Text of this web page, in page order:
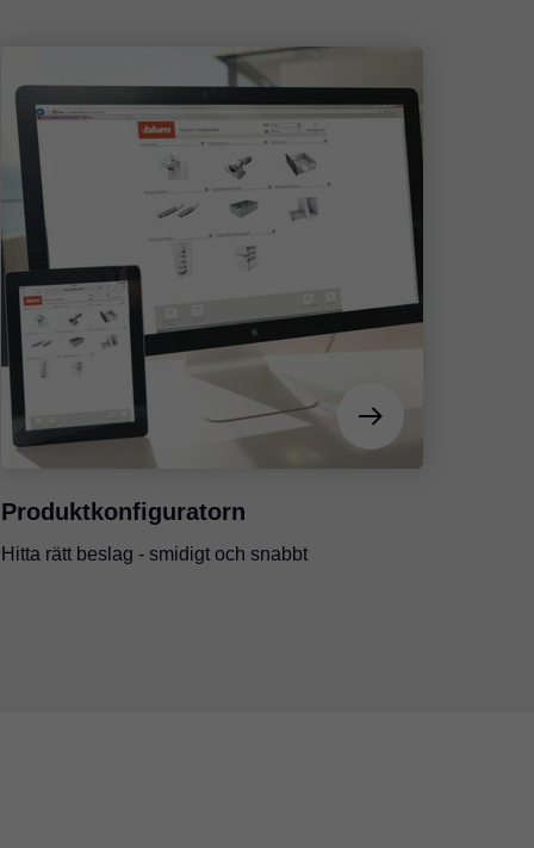
Produktkonfiguratorn
Hitta rätt beslag - smidigt och snabbt